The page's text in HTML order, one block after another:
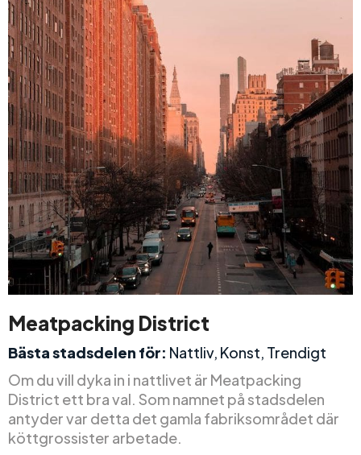
Meatpacking District
Bästa stadsdelen för: Nattliv, Konst, Trendigt
Om du vill dyka in i nattlivet är Meatpacking
District ett bra val. Som namnet på stadsdelen
antyder var detta det gamla fabriksområdet där
köttgrossister arbetade.